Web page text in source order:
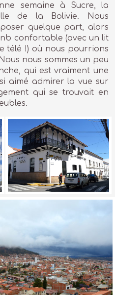
semaine à Sucre, la
de la Bolivie. Nous
quelque part, alors
confortable (avec un lit
télé !) où nous pourrions
nous sommes un peu
qui est vraiment une
aimé admirer la vue sur
qui se trouvait en